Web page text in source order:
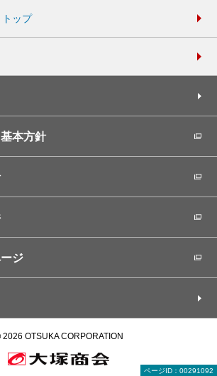
ページID：00291092
ップ
本方針
ジ
2026 OTSUKA CORPORATION